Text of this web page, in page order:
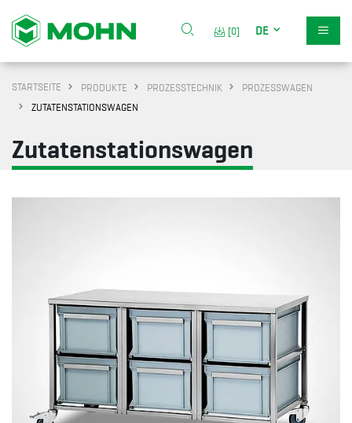
[0] DE
STARTSEITE PRODUKTE PROZESSTECHNIK
PROZESSWAGEN
ZUTATENSTATIONSWAGEN
Zutatenstationswagen